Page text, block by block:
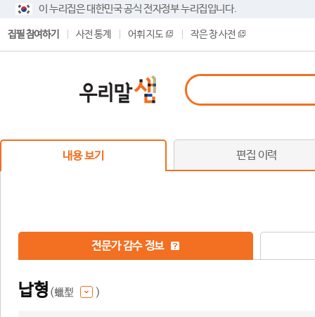
이 누리집은 대한민국 공식 전자정부 누리집입니다.
집필 참여하기 사전 통계 어휘 지도 작은 창 사전
내용 보기 편집 이력
전문가 감수 정보
납형 (蠟型 )